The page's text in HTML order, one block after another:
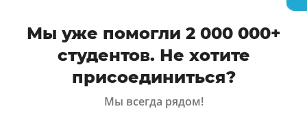
Мы уже помогли 2 000 000+
студентов. Не хотите
присоединиться?
Мы всегда рядом!